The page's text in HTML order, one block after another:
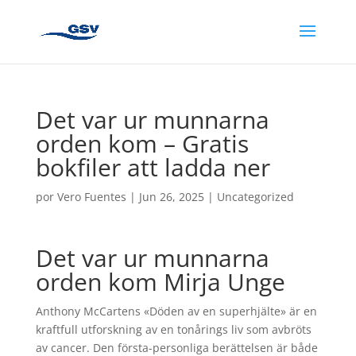
Det var ur munnarna
orden kom – Gratis
bokfiler att ladda ner
por Vero Fuentes | Jun 26, 2025| Uncategorized
Det var ur munnarna
orden kom Mirja Unge
Anthony McCartens «Döden av en superhjälte» är en
kraftfull utforskning av en tonårings liv som avbröts
av cancer. Den första-personliga berättelsen är både